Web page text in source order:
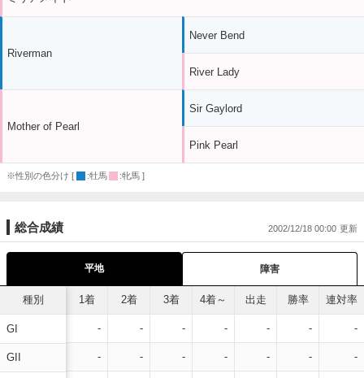
Riverman
Mother of Pearl
Never Bend
River Lady
Sir Gaylord
Pink Pearl
※性別の色分け [ :牡馬 :牝馬 ]
総合成績 2002/12/18 00:00
平地 障害
種別
GI
GII
1着 2着 3着 4着～ 出走 勝率 連対率
- - - - - - -
- - - - - - -